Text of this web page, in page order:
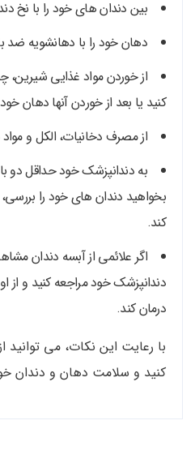
بین دندان های خود را با نخ
دهان خود را با دهانشویه ضد
از خوردن مواد غذایی
کنید یا بعد از خوردن آنها دهان
از مصرف دخانیات، الکل و
به دندانپزشک خود حداقل دو
بخواهید دندان های خود را
کند.
اگر علائمی از آبسه دندان
دندانپزشک خود مراجعه کنید و از
درمان کند.
با رعایت این نکات، می توانید
کنید و سلامت دهان و دندان